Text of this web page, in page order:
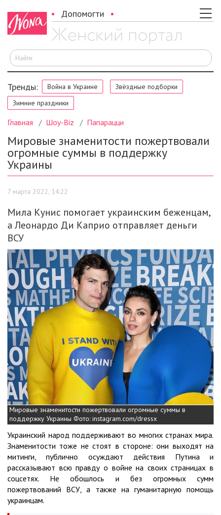
Допомогти
Тренды: Война в Украине
Звёздные подборки
Зимние праздники
Главная Шоу-Biz Папарацци
Мировые знаменитости пожертвовали
огромные суммы в поддержку
Украины
7 марта 2022, 14:22
Мила Кунис помогает украинским беженцам,
а Леонардо Ди Каприо отправляет деньги
ВСУ
Мировые знаменитости пожертвовали огромные суммы в
поддержку Украины Фото: instagram.com/dressx
Украинский народ поддерживают во многих странах мира.
Знаменитости тоже не стоят в стороне: они выходят на
митинги, публично осуждают действия Путина и
рассказывают всю правду о войне на своих страницах в
соцсетях. Не обошлось и без огромных сумм
пожертвований ВСУ, а также на гуманитарную помощь
украинцам.